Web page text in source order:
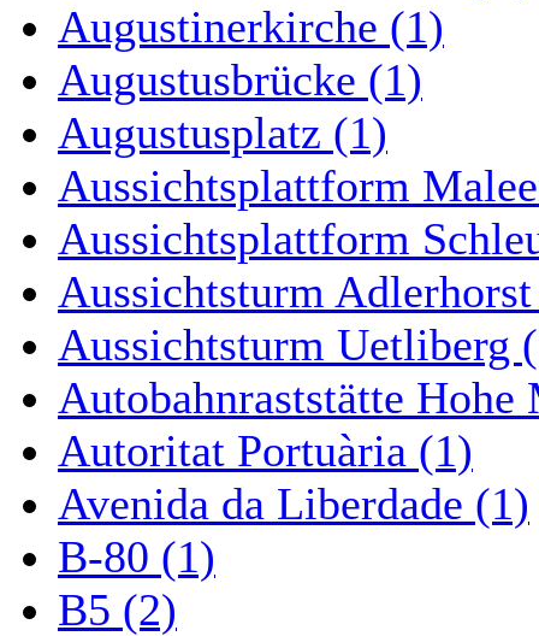
Augustinerkirche (1)
Augustusbrücke (1)
Augustusplatz (1)
Aussichtsplattform
Aussichtsplattform
Aussichtsturm
Aussichtsturm Uetliberg
Autobahnraststätte Hohe
Autoritat Portuària (1)
Avenida da Liberdade (1)
B-80 (1)
B5 (2)